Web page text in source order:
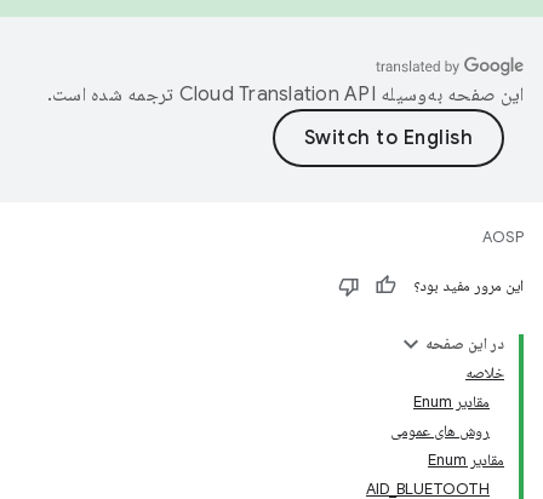
این صفحه به‌وسیله ترجمه شده است.
AOSP
این مرور مفید بود؟
در این صفحه
خلاصه
مقادیر Enum
روش های عمومی
مقادیر Enum
AID_BLUETOOTH